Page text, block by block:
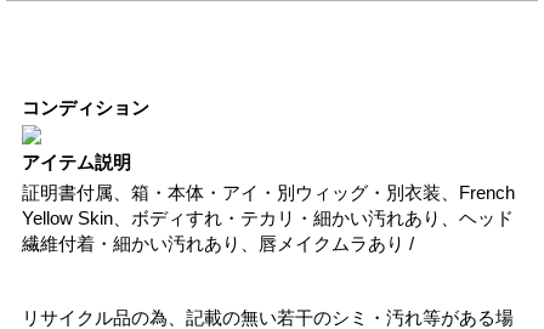
コンディション
アイテム説明
証明書付属、箱・本体・アイ・別ウィッグ・別衣装、French
Yellow Skin、ボディすれ・テカリ・細かい汚れあり、ヘッド
繊維付着・細かい汚れあり、唇メイクムラあり /
リサイクル品の為、記載の無い若干のシミ・汚れ等がある場